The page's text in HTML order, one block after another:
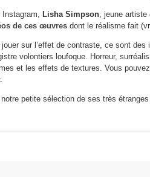
Lisha Simpson, jeune artiste
de ces œuvresdont le réalisme fait
sur l’effet de contraste, ce sont des
volontiers loufoque. Horreur,
et les effets de textures. Vous
.
petite sélection de ses très